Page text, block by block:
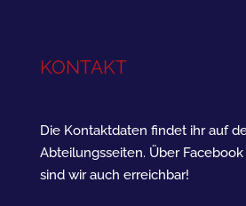
KONTAKT
Die Kontaktdaten findet ihr auf
Abteilungsseiten. Über
sind wir auch erreichbar!